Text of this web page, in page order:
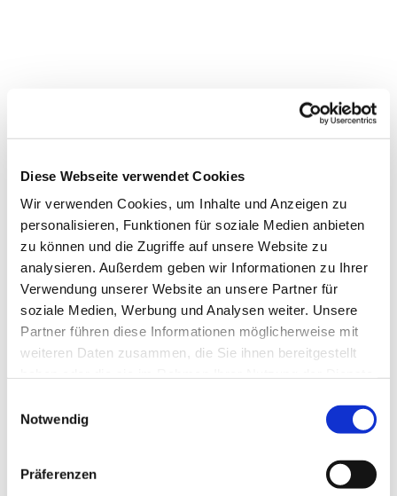
Diese Webseite verwendet Cookies
Wir verwenden Cookies, um Inhalte und Anzeigen zu
personalisieren, Funktionen für soziale Medien anbieten
zu können und die Zugriffe auf unsere Website zu
analysieren. Außerdem geben wir Informationen zu Ihrer
Verwendung unserer Website an unsere Partner für
soziale Medien, Werbung und Analysen weiter. Unsere
Partner führen diese Informationen möglicherweise mit
weiteren Daten zusammen, die Sie ihnen bereitgestellt
Notwendig
Präferenzen
Dies könnte Sie auch
interessieren